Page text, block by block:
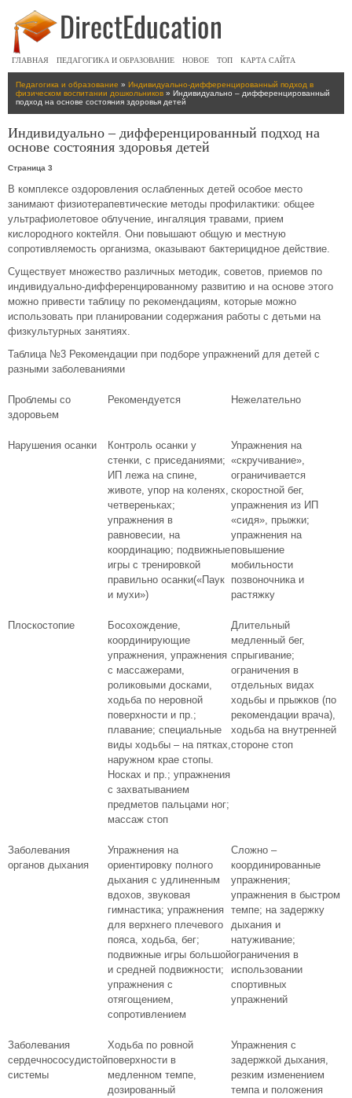
ГЛАВНАЯ ПЕДАГОГИКА И ОБРАЗОВАНИЕ НОВОЕ ТОП КАРТА САЙТА
Педагогика и образование » Индивидуально-дифференцированный подход в
физическом воспитании дошкольников » Индивидуально – дифференцированный
подход на основе состояния здоровья детей
Индивидуально – дифференцированный подход на
основе состояния здоровья детей
Страница 3
В комплексе оздоровления ослабленных детей особое место
занимают физиотерапевтические методы профилактики: общее
ультрафиолетовое облучение, ингаляция травами, прием
кислородного коктейля. Они повышают общую и местную
сопротивляемость организма, оказывают бактерицидное действие.
Существует множество различных методик, советов, приемов по
индивидуально-дифференцированному развитию и на основе этого
можно привести таблицу по рекомендациям, которые можно
использовать при планировании содержания работы с детьми на
физкультурных занятиях.
Таблица №3 Рекомендации при подборе упражнений для детей с
разными заболеваниями
Проблемы со
здоровьем
Рекомендуется Нежелательно
Нарушения осанки
Контроль осанки у
стенки, с приседаниями;
ИП лежа на спине,
животе, упор на коленях,
четвереньках;
упражнения в
равновесии, на
координацию; подвижные
игры с тренировкой
правильно осанки(«Паук
и мухи»)
Упражнения на
«скручивание»,
ограничивается
скоростной бег,
упражнения из ИП
«сидя», прыжки;
упражнения на
повышение
мобильности
позвоночника и
растяжку
Плоскостопие
Босохождение,
координирующие
упражнения, упражнения
с массажерами,
роликовыми досками,
ходьба по неровной
поверхности и пр.;
плавание; специальные
виды ходьбы – на пятках,
наружном крае стопы.
Носках и пр.; упражнения
с захватыванием
предметов пальцами ног;
массаж стоп
Длительный
медленный бег,
спрыгивание;
ограничения в
отдельных видах
ходьбы и прыжков (по
рекомендации врача),
ходьба на внутренней
стороне стоп
Заболевания
органов дыхания
Упражнения на
ориентировку полного
дыхания с удлиненным
вдохов, звуковая
гимнастика; упражнения
для верхнего плечевого
пояса, ходьба, бег;
подвижные игры большой
и средней подвижности;
упражнения с
отягощением,
сопротивлением
Сложно –
координированные
упражнения;
упражнения в быстром
темпе; на задержку
дыхания и
натуживание;
ограничения в
использовании
спортивных
упражнений
Заболевания
сердечнососудистой
системы
Ходьба по ровной
поверхности в
медленном темпе,
дозированный
Упражнения с
задержкой дыхания,
резким изменением
темпа и положения